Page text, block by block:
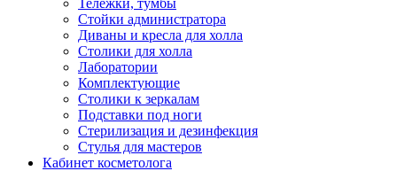
Тележки, тумбы
Стойки администратора
Диваны и кресла для холла
Столики для холла
Лаборатории
Комплектующие
Столики к зеркалам
Подставки под ноги
Стерилизация и дезинфекция
Стулья для мастеров
Кабинет косметолога